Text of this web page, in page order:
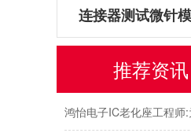
连接器测试微针
推荐资讯